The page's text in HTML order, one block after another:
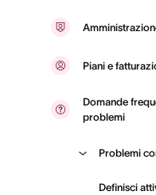
Piani e
Domande
problemi
Problemi
Definisci